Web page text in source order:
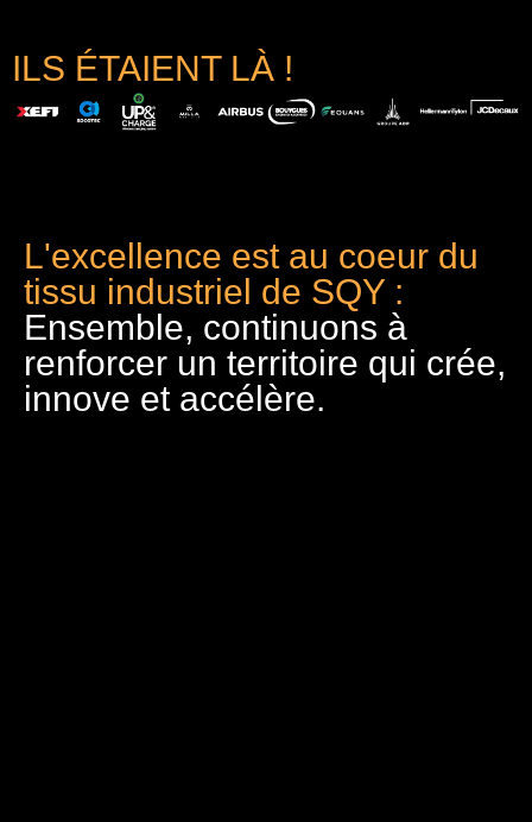
ILS ÉTAIENT LÀ !
L'excellence est au coeur du
tissu industriel de SQY :
Ensemble, continuons à
renforcer un territoire qui crée,
innove et accélère.